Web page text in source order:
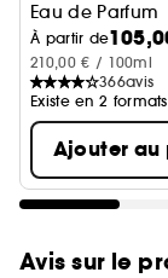
Eau de Parfum
À partir de
210,00 € / 100ml
366avis
Existe en 2 formats
Ajouter au
Avis sur le